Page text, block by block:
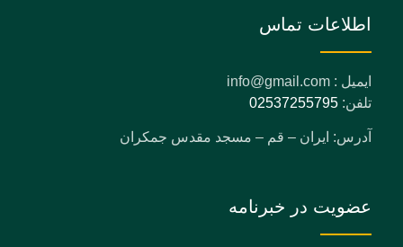
اطلاعات تماس
ایمیل : info@gmail.com
تلفن:02537255795
آدرس: ایران – قم – مسجد مقدس جمکران
عضویت در خبرنامه